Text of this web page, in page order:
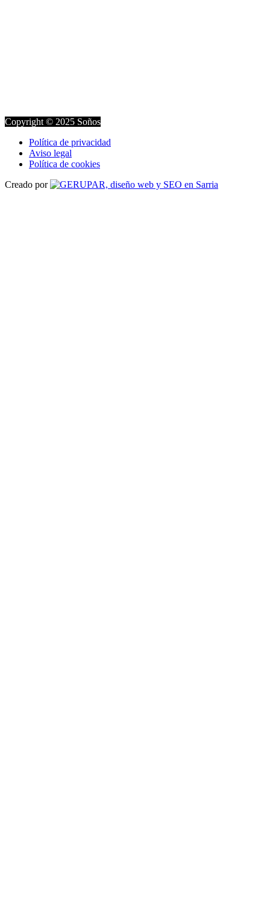
Copyright © 2025 Soños
Política de privacidad
Aviso legal
Política de cookies
Creado por